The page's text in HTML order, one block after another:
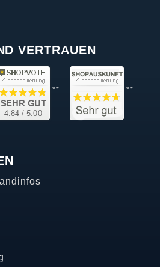
VERTRAUEN
** **